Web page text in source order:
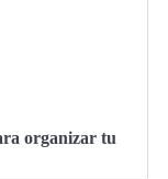
organizar tu